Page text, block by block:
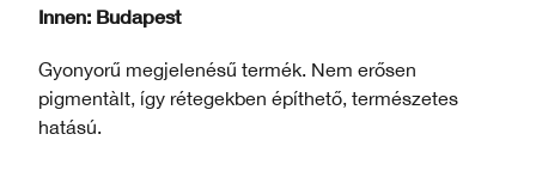
Innen: Budapest
Gyonyorű megjelenésű termék. Nem erősen
pigmentàlt, így rétegekben építhető, természetes
hatású.